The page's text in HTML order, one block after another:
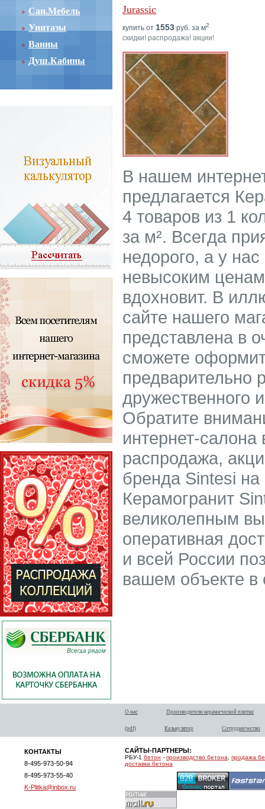
Сан.Мебель
Унитазы
Ванны
Душ.Кабины
Jurassic
купить от 1553 руб. за м2
скидки! распродажа! акции!
В нашем
предлагается
4 товаров из 1
за м². Всегда
недорого, а у
невысоким
вдохновит. В
сайте нашего
представлена в
сможете
предварительно
дружественного
Обратите
интернет-салона
распродажа,
бренда Sintesi
Керамогранит
великолепным
оперативная
и всей России
вашем объекте в
О нас Производители керамической плитки
(pdf) Калькулятор Сотрудничество
КОНТАКТЫ
8-495-973-50-94
8-495-973-55-40
K-Plitka@inbox.ru
САЙТЫ-ПАРТНЕРЫ:
РБУ-1 бетон - производство бетона
продажа
доставка бетона